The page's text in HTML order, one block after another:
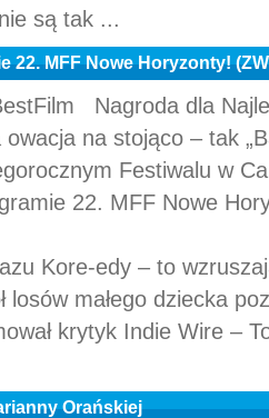
są tak ...
22. MFF Nowe Horyzonty!
Nagroda dla
na stojąco – tak
Festiwalu w
22. MFF Nowe
Kore-edy – to
losów małego dziecka
krytyk Indie Wire –
Orańskiej